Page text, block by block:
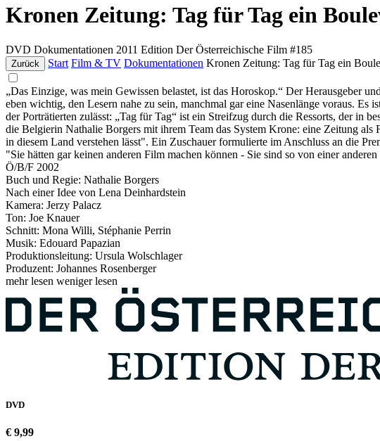
Kronen Zeitung: Tag für Tag ein
DVD Dokumentationen 2011 Edition Der Österreichische Film #185
Zurück Start Film & TV Dokumentationen Kronen Zeitung: Tag für Tag ein
„Das Einzige, was mein Gewissen belastet, ist das Horoskop.“ Der Herausgeber
eben wichtig, den Lesern nahe zu sein, manchmal gar eine Nasenlänge voraus.
der Porträtierten zulässt: „Tag für Tag“ ist ein Streifzug durch die Ressorts, der in
die Belgierin Nathalie Borgers mit ihrem Team das System Krone: eine Zeitung
in diesem Land verstehen lässt". Ein Zuschauer formulierte im Anschluss an die
"Sie hätten gar keinen anderen Film machen können - Sie sind so von einer
Ö/B/F 2002
Buch und Regie: Nathalie Borgers
Nach einer Idee von Lena Deinhardstein
Kamera: Jerzy Palacz
Ton: Joe Knauer
Schnitt: Mona Willi, Stéphanie Perrin
Musik: Edouard Papazian
Produktionsleitung: Ursula Wolschlager
Produzent: Johannes Rosenberger
mehr lesen weniger lesen
DVD
€ 9,99